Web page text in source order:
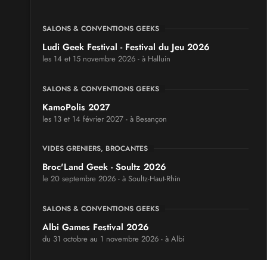
SALONS & CONVENTIONS GEEKS
Ludi Geek Festival - Festival du Jeu 2026
les 14 et 15 novembre 2026 - à Halluin
SALONS & CONVENTIONS GEEKS
KamoPolis 2027
les 13 et 14 février 2027 - à Besançon
VIDES GRENIERS, BROCANTES
Broc'Land Geek - Soultz 2026
le 20 septembre 2026 - à Soultz-Haut-Rhin
SALONS & CONVENTIONS GEEKS
Albi Games Festival 2026
du 31 octobre au 1 novembre 2026 - à Albi